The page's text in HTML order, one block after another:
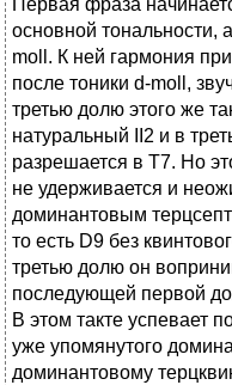
Первая фраза
основной тональности,
moll. К ней гармония
после тоники d-moll,
третью долю этого же
натуральный II2 и в
разрешается в T7. Но
не удерживается и
доминантовым
то есть D9 без
третью долю он
последующей первой
В этом такте успевает
уже упомянутого
доминантовому